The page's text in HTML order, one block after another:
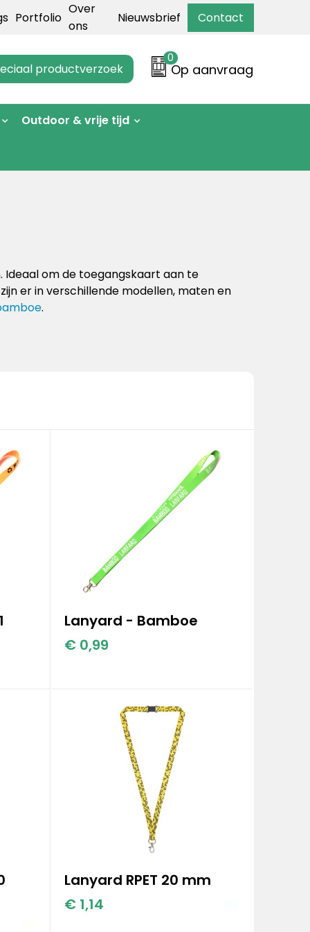
Portfolio
Over
ons
Nieuwsbrief Contact
productverzoek
0
Op aanvraag
Outdoor & vrije tijd
om de toegangskaart aan te
er in verschillende modellen, maten en
.
Lanyard - Bamboe
€ 0,99
Lanyard RPET 20 mm
€ 1,14